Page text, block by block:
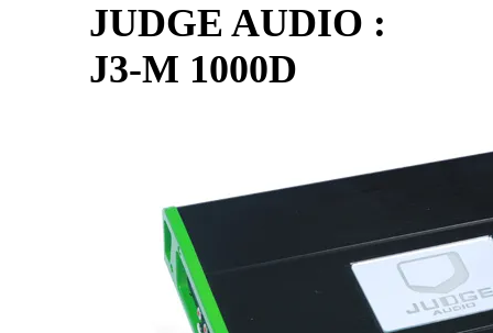
JUDGE AUDIO :
J3-M 1000D